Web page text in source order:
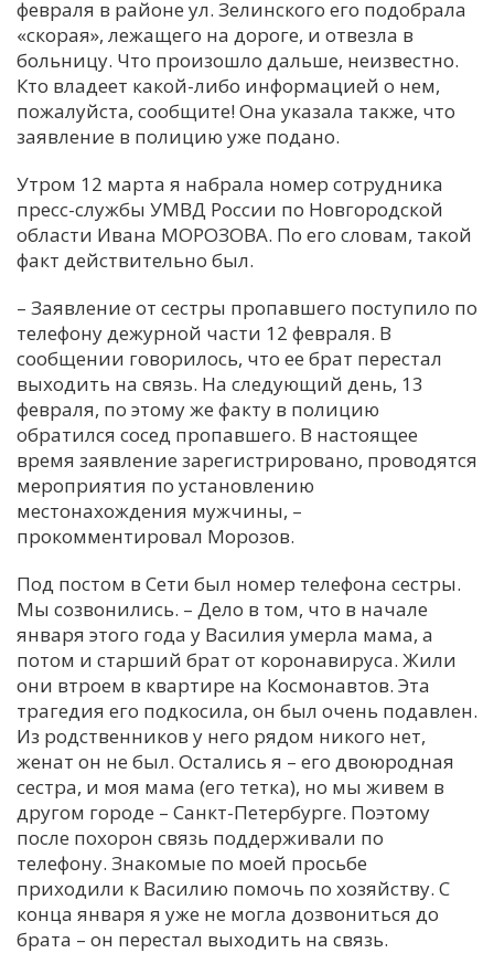
Е
И
К
М
Н
С
Х
Ч
Я
февраля в районе ул. Зелинского его подобрала
«скорая», лежащего на дороге, и отвезла в
больницу. Что произошло дальше, неизвестно.
Кто владеет какой-либо информацией о нем,
пожалуйста, сообщите! Она указала также, что
заявление в полицию уже подано.
Утром 12 марта я набрала номер сотрудника
пресс-службы УМВД России по Новгородской
области Ивана МОРОЗОВА. По его словам, такой
факт действительно был.
– Заявление от сестры пропавшего поступило по
телефону дежурной части 12 февраля. В
сообщении говорилось, что ее брат перестал
выходить на связь. На следующий день, 13
февраля, по этому же факту в полицию
обратился сосед пропавшего. В настоящее
время заявление зарегистрировано, проводятся
мероприятия по установлению
местонахождения мужчины, –
прокомментировал Морозов.
Под постом в Сети был номер телефона сестры.
Мы созвонились. – Дело в том, что в начале
января этого года у Василия умерла мама, а
потом и старший брат от коронавируса. Жили
они втроем в квартире на Космонавтов. Эта
трагедия его подкосила, он был очень подавлен.
Из родственников у него рядом никого нет,
женат он не был. Остались я – его двоюродная
сестра, и моя мама (его тетка), но мы живем в
другом городе – Санкт-Петербурге. Поэтому
после похорон связь поддерживали по
телефону. Знакомые по моей просьбе
приходили к Василию помочь по хозяйству. С
конца января я уже не могла дозвониться до
брата – он перестал выходить на связь.